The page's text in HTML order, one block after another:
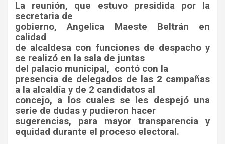
La reunión, que estuvo presidida por la
secretaria de
gobierno, Angelica Maeste Beltrán en
calidad
de alcaldesa con funciones de despacho y
se realizó en la sala de juntas
del palacio municipal, contó con la
presencia de delegados de las 2 campañas
a la alcaldía y de 2 candidatos al
concejo, a los cuales se les despejó una
serie de dudas y pudieron hacer
sugerencias, para mayor transparencia y
equidad durante el proceso electoral.